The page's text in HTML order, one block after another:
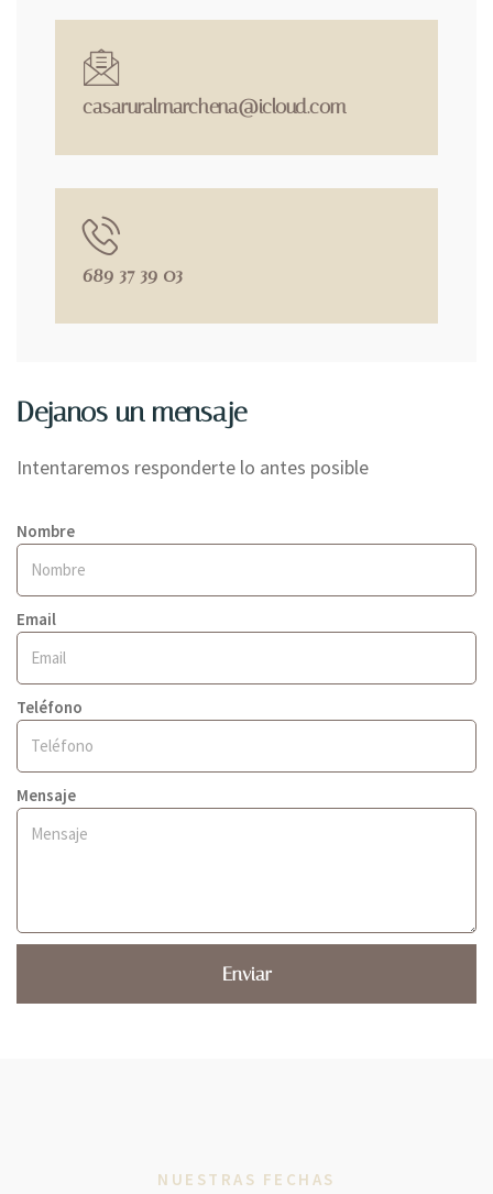
Dejanos un mensaje
Intentaremos responderte lo antes posible
Nombre
Email
Teléfono
Mensaje
Enviar
casaruralmarchena@icloud.com
689 37 39 03
NUESTRAS FECHAS